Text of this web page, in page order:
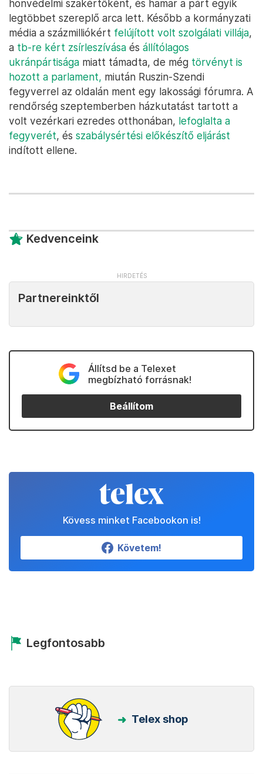
honvédelmi szakértőként, és hamar a párt egyik
legtöbbet szereplő arca lett. Később a kormányzati
média a százmilliókért felújított volt szolgálati villája,
a tb-re kért zsírleszívása és állítólagos
ukránpártisága miatt támadta, de még törvényt is
hozott a parlament, miután Ruszin-Szendi
fegyverrel az oldalán ment egy lakossági fórumra. A
rendőrség szeptemberben házkutatást tartott a
volt vezérkari ezredes otthonában, lefoglalta a
fegyverét, és szabálysértési előkészítő eljárást
indított ellene.
Kedvenceink
Partnereinktől
Állítsd be a Telexet
megbízható forrásnak!
Beállítom
Kövess minket Facebookon is!
Követem!
Legfontosabb
Telex shop